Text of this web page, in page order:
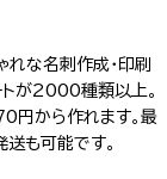
な名刺作成・印刷
トが2000種類以上。
円から作れます。最
も可能です。